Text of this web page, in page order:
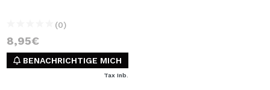
(0)
8,95€
BENACHRICHTIGE MICH
Tax Inb.